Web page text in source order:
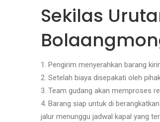
Sekilas
1. Pengirim menyerahkan barang
2. Setelah biaya disepakati oleh
3. Team gudang akan memproses
4. Barang siap untuk di
jalur menunggu jadwal kapal yang